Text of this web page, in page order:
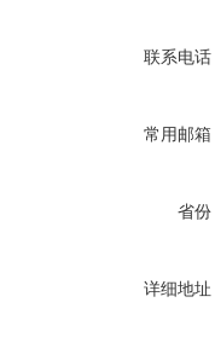
联系电话
常用邮箱
省份
详细地址